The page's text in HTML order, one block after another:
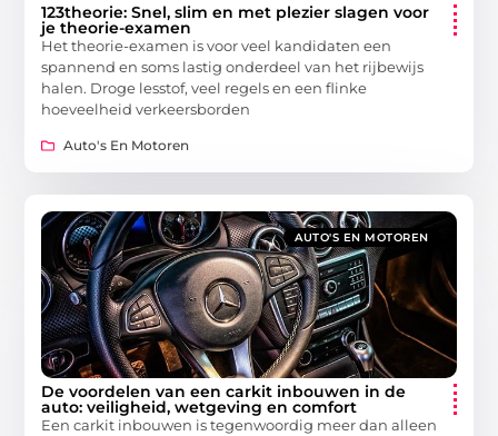
123theorie: Snel, slim en met plezier slagen voor
je theorie-examen
Het theorie-examen is voor veel kandidaten een
spannend en soms lastig onderdeel van het rijbewijs
halen. Droge lesstof, veel regels en een flinke
hoeveelheid verkeersborden
Auto's En Motoren
AUTO'S EN MOTOREN
De voordelen van een carkit inbouwen in de
auto: veiligheid, wetgeving en comfort
Een carkit inbouwen is tegenwoordig meer dan alleen